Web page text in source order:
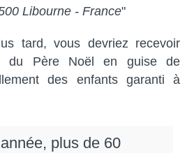
Libourne - France"
tard, vous devriez recevoir
du Père Noël en guise de
des enfants garanti à
plus de 60